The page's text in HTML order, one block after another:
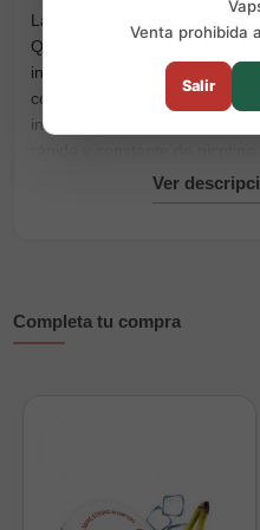
Las
Queso están pensadas para
intensa sin humo ni vapor.
combina el sabor afrutado de
inspirado en la tarta de
¿Qué son las bolsas de
vapeo.
Completa tu compra
Venta prohibida
Salir